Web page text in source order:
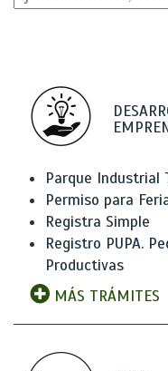
Parque Industrial
Permiso para
Registra Simple
Registro PUPA.
Productivas
MÁS TRÁMITES